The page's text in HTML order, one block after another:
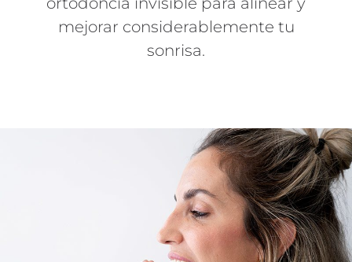
mejorar considerablemente tu
sonrisa.